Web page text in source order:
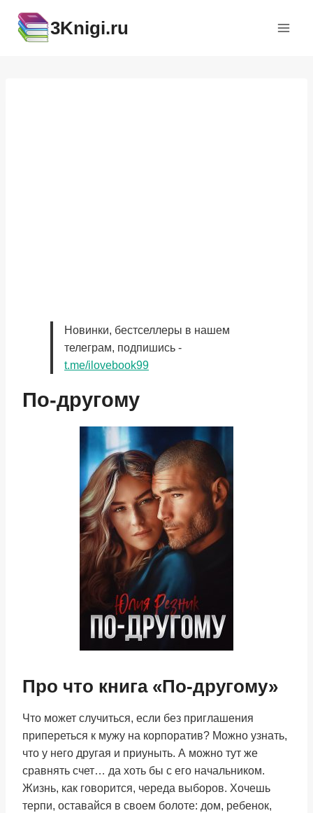
содержимому
3Knigi.ru
Новинки, бестселлеры в нашем
телеграм, подпишись -
t.me/ilovebook99
По-другому
Про что книга «По-другому»
Что может случиться, если без приглашения
припереться к мужу на корпоратив? Можно узнать,
что у него другая и приуныть. А можно тут же
сравнять счет… да хоть бы с его начальником.
Жизнь, как говорится, череда выборов. Хочешь
терпи, оставайся в своем болоте: дом, ребенок,